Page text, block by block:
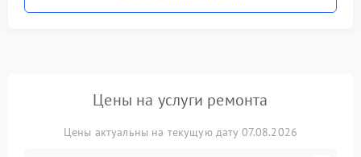
Цены на услуги ремонта
Цены актуальны на текущую дату 07.08.2026